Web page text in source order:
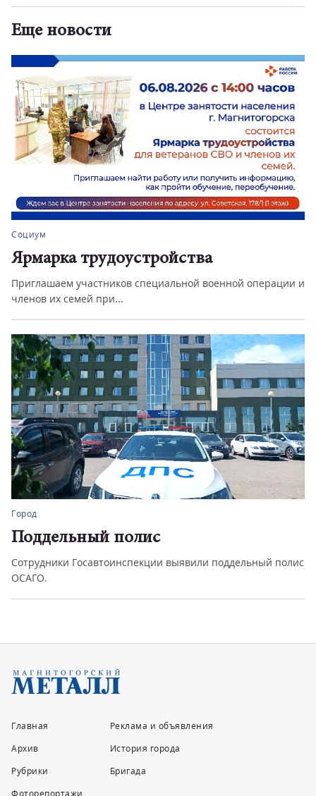
Еще новости
Социум
Ярмарка трудоустройства
Приглашаем участников специальной военной операции и
членов их семей при...
Город
Поддельный полис
Сотрудники Госавтоинспекции выявили поддельный полис
ОСАГО.
Главная
Архив
Рубрики
Фоторепортажи
Реклама и объявления
История города
Бригада